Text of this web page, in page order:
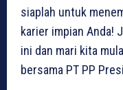
siaplah untuk
karier impian Anda!
ini dan mari kita
bersama PT PP